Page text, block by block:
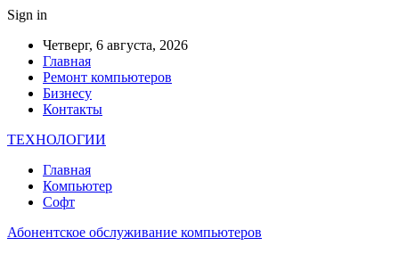
Sign in
Четверг, 6 августа, 2026
Главная
Ремонт компьютеров
Бизнесу
Контакты
ТЕХНОЛОГИИ
Главная
Компьютер
Софт
Абонентское обслуживание компьютеров